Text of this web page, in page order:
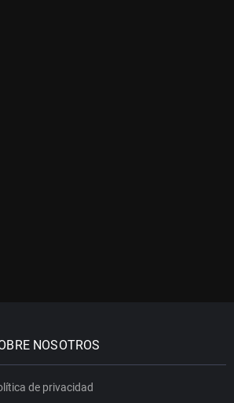
NOSOTROS
de privacidad